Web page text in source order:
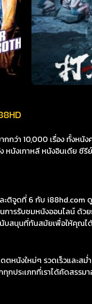
กว่า 10,000 เรื่อง ทั้งหนั
นังเกาหลี หนังอินเดีย ซี
จูดที่ 6 กับ i88hd.com ดู
นการรับชมหนังออนไลน์ ด้
บสนุนที่ทันสมัยเพื่อให้คุณ
หนังใหม่ๆ รวดเร็วและส
ระเภทที่เราได้คัดสรรมา